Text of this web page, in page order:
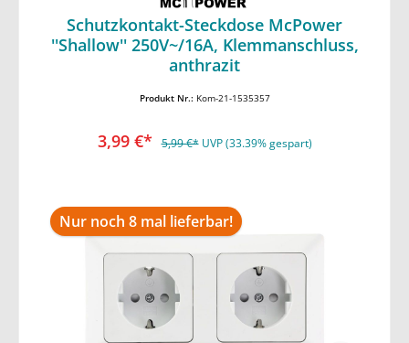
Schutzkontakt-Steckdose McPower
''Shallow'' 250V~/16A, Klemmanschluss,
anthrazit
Produkt Nr.: Kom-21-1535357
3,99 €* 5,99 €* UVP (33.39% gespart)
In den Warenkorb
Nur noch 8 mal lieferbar!